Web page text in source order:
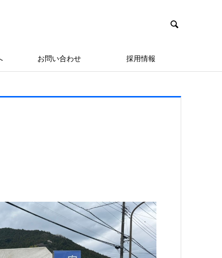

お問い合わせ 採用情報